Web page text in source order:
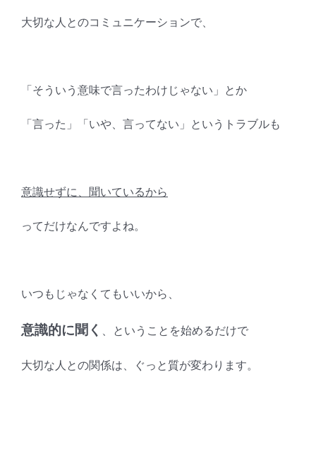
大切な人とのコミュニケーションで、
「そういう意味で言ったわけじゃない」とか
「言った」「いや、言ってない」というトラブルも
意識せずに、聞いているから
ってだけなんですよね。
いつもじゃなくてもいいから、
意識的に聞く 、ということを始めるだけで
大切な人との関係は、ぐっと質が変わります。